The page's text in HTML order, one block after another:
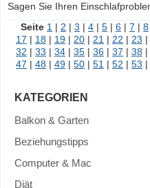
Sagen Sie Ihren
Seite 1 | 2 | 3 | 4 | 5 | 6 | 7 | 8
17 | 18 | 19 | 20 | 21 | 22 | 23 |
32 | 33 | 34 | 35 | 36 | 37 | 38 |
47 | 48 | 49 | 50 | 51 | 52 | 53 |
KATEGORIEN
Balkon & Garten
Beziehungstipps
Computer & Mac
Diät